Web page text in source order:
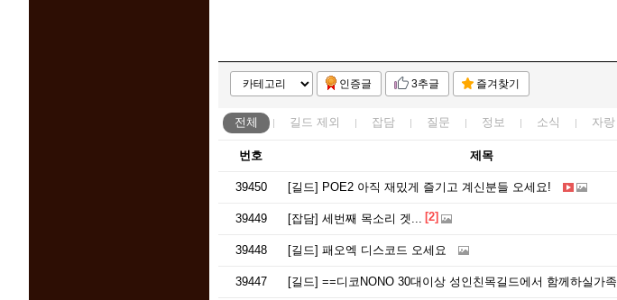
인증글 3추글 즐겨찾기
전체 길드 제외 잡담 질문 정보 소식 자랑
번호 제목
39450 [길드] POE2 아직 재밌게 즐기고 계신분들 오세요!
39449 [잡담] 세번째 목소리 겟... [2]
39448 [길드] 패오엑 디스코드 오세요
39447 [길드] ==디코NONO 30대이상 성인친목길드에서 함께하실가족분 모셔요==